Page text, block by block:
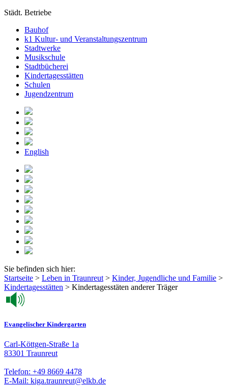
Städt. Betriebe
Bauhof
k1 Kultur- und Veranstaltungszentrum
Stadtwerke
Musikschule
Stadtbücherei
Kindertagesstätten
Schulen
Jugendzentrum
English
Sie befinden sich hier:
Startseite > Leben in Traunreut > Kinder, Jugendliche und Familie >
Kindertagesstätten > Kindertagesstäten anderer Träger
Evangelischer Kindergarten
Carl-Köttgen-Straße 1a
83301 Traunreut
Telefon: +49 8669 4478
E-Mail: kiga.traunreut@elkb.de